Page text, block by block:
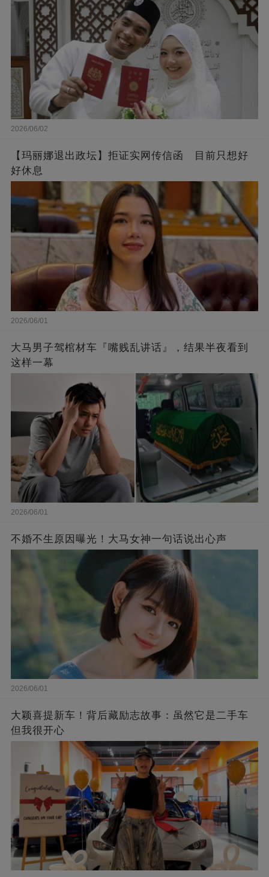
2026/06/02
【玛丽娜退出政坛】拒证实网传信函 目前只想好
好休息
2026/06/01
大马男子驾棺材车『嘴贱乱讲话』，结果半夜看到
这样一幕
2026/06/01
不婚不生原因曝光！大马女神一句话说出心声
2026/06/01
大颖喜提新车！背后藏励志故事：虽然它是二手车
但我很开心